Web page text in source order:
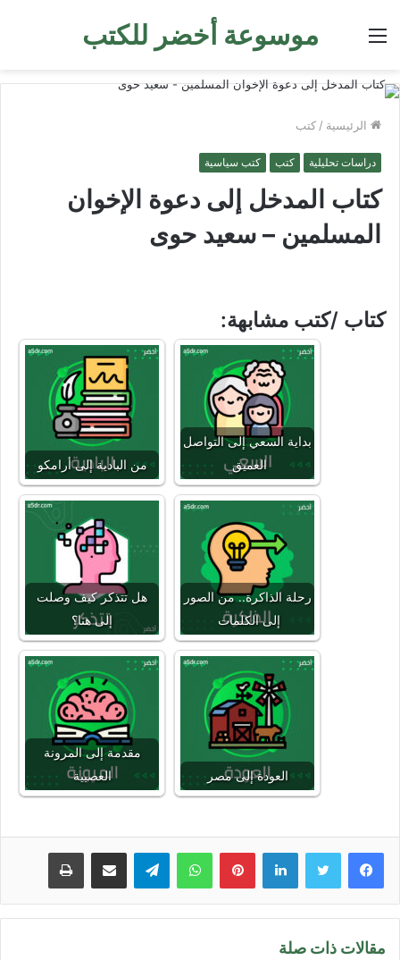
موسوعة أخضر للكتب القائمة
الرئيسية / كتب
دراسات تحليلية كتب كتب سياسية
كتاب المدخل إلى دعوة الإخوان
المسلمين – سعيد حوى
كتاب /كتب مشابهة:
من البادية إلى أرامكو
بداية السعي إلى التواصل
العميق
هل تتذكر كيف وصلت
إلى هنا؟
رحلة الذاكرة.. من الصور
إلى الكلمات
مقدمة إلى المرونة
العصبية
العودة إلى مصر
لينكدإن بينتيريستواتساب تيلقرام مشاركة عبر البريد طباعة
مقالات ذات صلة